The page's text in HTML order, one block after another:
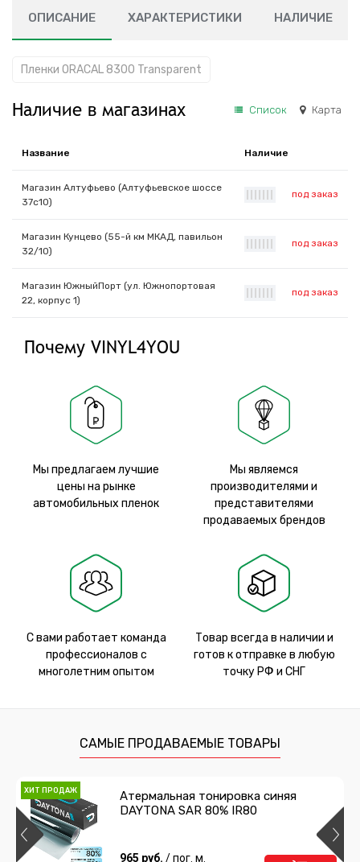
ОПИСАНИЕ ХАРАКТЕРИСТИКИ НАЛИЧИЕ
Пленки ORACAL 8300 Transparent
Наличие в магазинах Список Карта
Название Наличие
Магазин Алтуфьево (Алтуфьевское шоссе
37с10)
под заказ
Магазин Кунцево (55-й км МКАД, павильон
32/10)
под заказ
Магазин ЮжныйПорт (ул. Южнопортовая
22, корпус 1)
под заказ
Почему VINYL4YOU
Мы предлагаем лучшие
цены на рынке
автомобильных пленок
Мы являемся
производителями и
представителями
продаваемых брендов
С вами работает команда
профессионалов с
многолетним опытом
Товар всегда в наличии и
готов к отправке в любую
точку РФ и СНГ
САМЫЕ ПРОДАВАЕМЫЕ ТОВАРЫ
ХИТ ПРОДАЖ
Атермальная тонировка синяя
DAYTONA SAR 80% IR80
965 руб. / пог. м.